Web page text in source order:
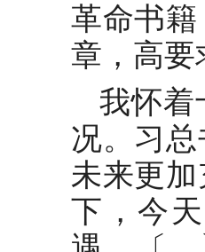
革命书
章，高要
我怀着
况。习
未来更
下，今